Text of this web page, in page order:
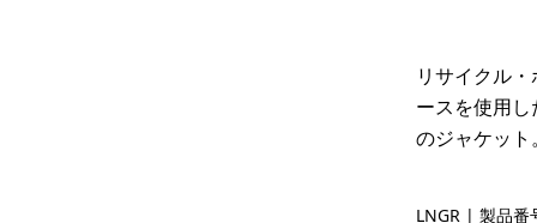
リサイクル
ースを使用
のジャケッ
LNGR | 製品番